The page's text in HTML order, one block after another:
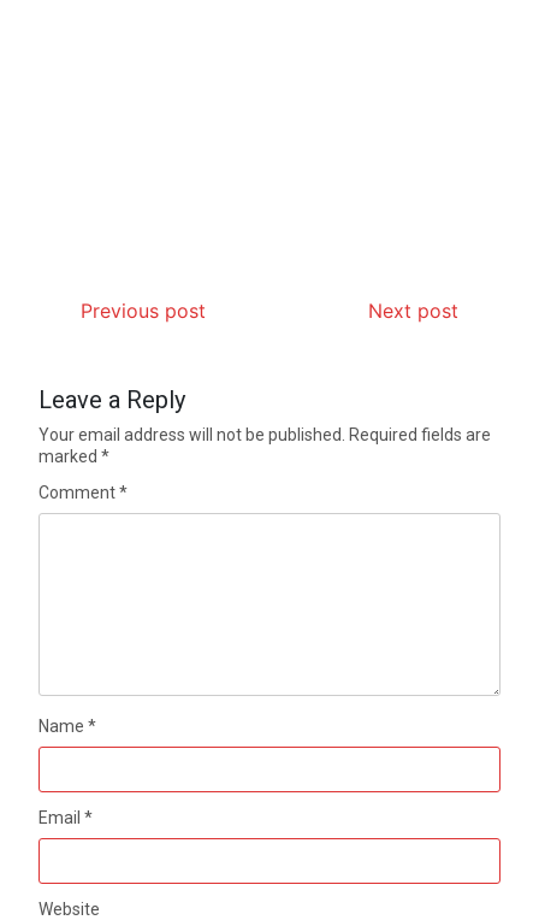
Previous post Next post
Leave a Reply
Your email address will not be published. Required fields are
marked*
Comment*
Name*
Email*
Website